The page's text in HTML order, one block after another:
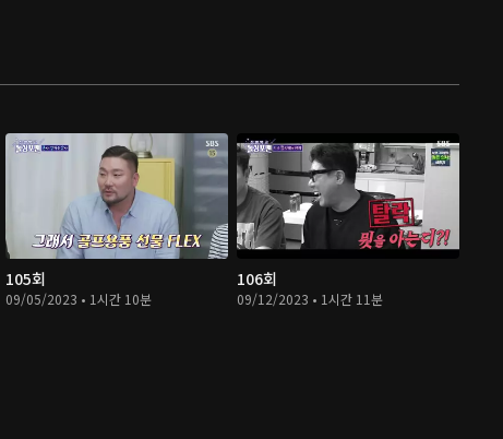
105회
09/05/2023 • 1시간 10분
106회
09/12/2023 • 1시간 11분